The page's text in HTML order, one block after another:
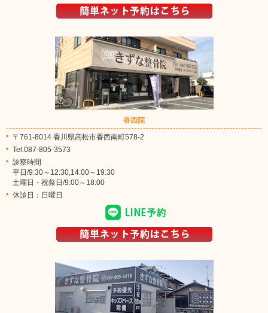
香西院
〒761-8014 香川県高松市香西南町578-2
Tel.087-805-3573
診察時間
平日/9:30～12:30,14:00～19:30
土曜日・祝祭日/9:00～18:00
休診日：日曜日